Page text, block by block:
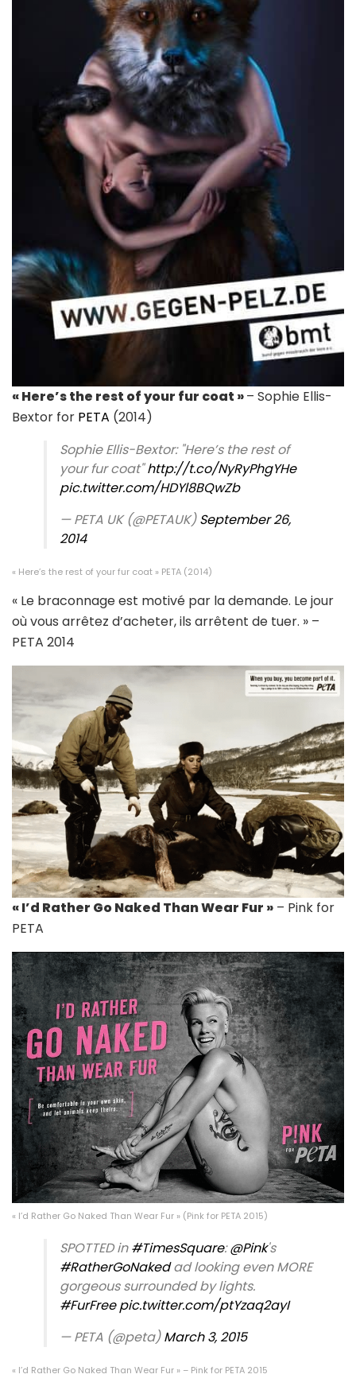
« Here’s the rest of your fur coat »– Sophie Ellis-
Bextor for PETA (2014)
Sophie Ellis-Bextor: "Here’s the rest of
your fur coat"http://t.co/NyRyPhgYHe
pic.twitter.com/HDYl8BQwZb
— PETA UK (@PETAUK)September 26,
2014
« Here’s the rest of your fur coat » PETA (2014)
« Le braconnage est motivé par la demande. Le jour
où vous arrêtez d’acheter, ils arrêtent de tuer. » –
PETA 2014
« I’d Rather Go Naked Than Wear Fur » – Pink for
PETA
« I’d Rather Go Naked Than Wear Fur » (Pink for PETA 2015)
SPOTTED in#TimesSquare:@Pink's
#RatherGoNakedad looking even MORE
gorgeous surrounded by lights.
#FurFree pic.twitter.com/ptYzaq2ayI
— PETA (@peta)March 3, 2015
« I’d Rather Go Naked Than Wear Fur » – Pink for PETA 2015